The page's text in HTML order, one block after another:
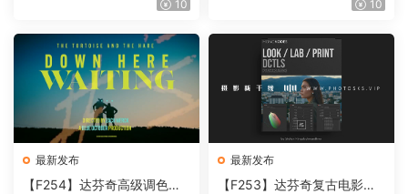
10 10
最新发布
【F254】达芬奇高级调色插
最新发布
【F253】达芬奇复古电影胶